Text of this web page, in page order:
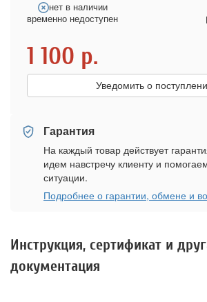
нет в наличии
временно недоступен
1 100 р.
Уведомить о
Гарантия
На каждый товар действует
идем навстречу клиенту и
ситуации.
Подробнее о гарантии, обмене и
Инструкция, сертификат и
документация